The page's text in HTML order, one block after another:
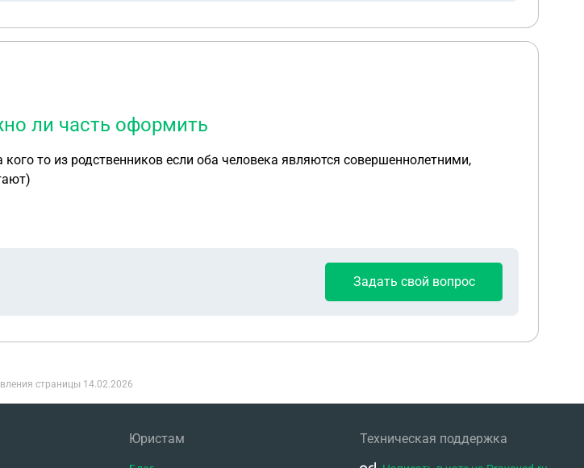
ли часть оформить
то из родственников если оба человека являются совершеннолетними,
Задать свой вопрос
страницы 14.02.2026
Юристам Техническая поддержка